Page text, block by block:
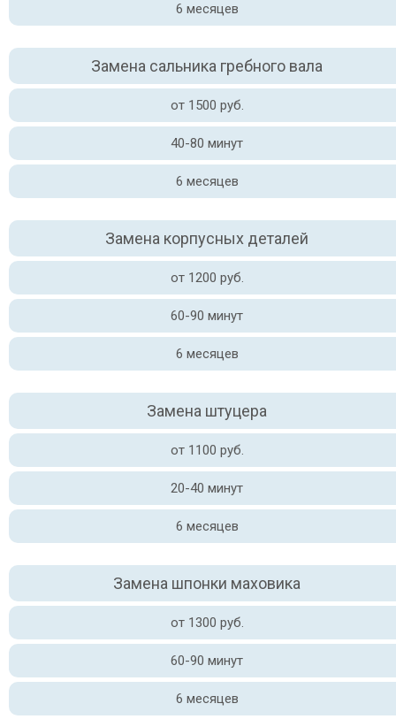
6 месяцев
Замена сальника гребного вала
от 1500 руб.
40-80 минут
6 месяцев
Замена корпусных деталей
от 1200 руб.
60-90 минут
6 месяцев
Замена штуцера
от 1100 руб.
20-40 минут
6 месяцев
Замена шпонки маховика
от 1300 руб.
60-90 минут
6 месяцев